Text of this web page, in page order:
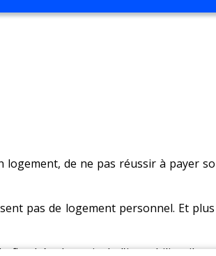
logement, de ne pas réussir à payer
pas de logement personnel. Et plus
flambée des prix de l'immobilier, il y